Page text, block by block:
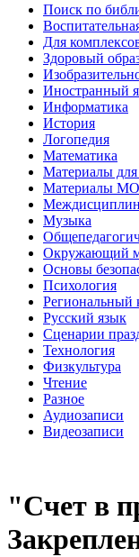
Поиск по
Для
Здоровый
Иностранный
Информатика
История
Логопедия
Математика
Материалы для
Материалы МО
Музыка
Окружающий
Основы
Психология
Региональный
Русский язык
Сценарии
Технология
Физкультура
Чтение
Разное
Аудиозаписи
Видеозаписи
"Счет в